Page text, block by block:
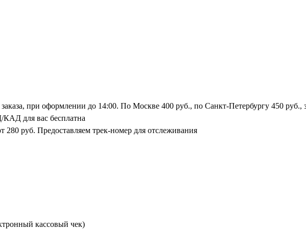
заказа, при оформлении до 14:00. По Москве 400 руб., по Санкт-Петербургу 450
для вас бесплатна
280 руб. Предоставляем трек-номер для отслеживания
кассовый чек)